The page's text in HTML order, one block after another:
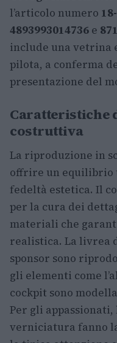
l’articolo numero
4893993014736 e
include una vetrina
pilota, a conferma
presentazione del
Caratteristiche
costruttiva
La riproduzione in
offrire un equilibrio
fedeltà estetica. Il
per la cura dei
materiali che
realistica. La livrea
sponsor sono
gli elementi come
cockpit sono
Per gli
verniciatura fanno